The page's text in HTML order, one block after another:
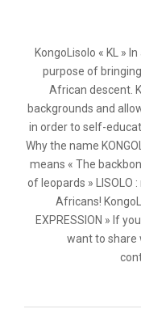
KongoLisolo « KL »
purpose of
African descent.
backgrounds and
in order to self-
Why the name
means « The
of leopards » LISOLO
Africans!
EXPRESSION » If
want to share